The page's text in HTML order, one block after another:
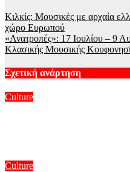
Κιλκίς: Μουσικές με αρχαία
χώρο Ευρωπού
«Ανατροπές»: 17 Ιουλίου – 9
Κλασικής Μουσικής
Σχετική ανάρτηση
Culture
Culture